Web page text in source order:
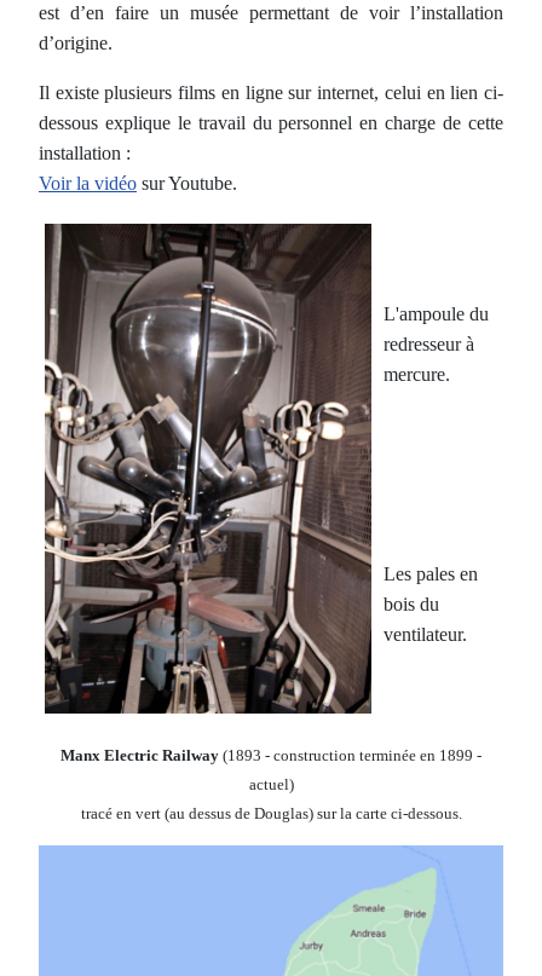
est d’en faire un musée permettant de voir l’installation
d’origine.
Il existe plusieurs films en ligne sur internet, celui en lien ci-
dessous explique le travail du personnel en charge de cette
installation :
Voir la vidéo sur Youtube.
L'ampoule du
redresseur à
mercure.
Les pales en
bois du
ventilateur.
Manx Electric Railway (1893 - construction terminée en 1899 -
actuel)
tracé en vert (au dessus de Douglas) sur la carte ci-dessous.